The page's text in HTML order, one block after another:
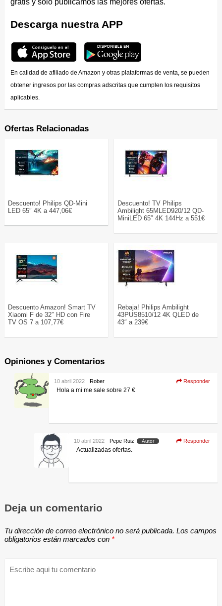
Descarga nuestra APP
En calidad de afiliado de Amazon y otras plataformas de venta, se pueden
obtener ingresos por las compras adscritas que cumplen los requisitos
aplicables.
Ofertas Relacionadas
Descuento! Philips QD-Mini
LED 65″ 4K a 447,06€
Descuento! TV Philips
Ambilight 65MLED920/12 QD-
MiniLED 65″ 4K 144Hz a 551€
Descuento Amazon! Smart TV
Xiaomi F de 32″ HD con Fire
TV OS 7 a 107,77€
Rebaja! Philips Ambilight
43PUS8510/12 4K QLED de
43″ a 239€
Opiniones y Comentarios
Rober
10 abril 2022 Responder
Hola a mi me sale sobre 27 €
Pepe Ruiz Autor
10 abril 2022 Responder
Actualizadas ofertas.
Deja un comentario
Tu dirección de correo electrónico no será publicada. Los campos
obligatorios están marcados con *